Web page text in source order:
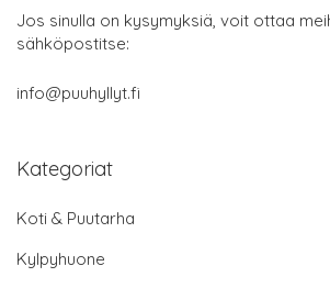
Jos sinulla on kysymyksiä, voit ottaa
sähköpostitse:
info@puuhyllyt.fi
Kategoriat
Koti & Puutarha
Kylpyhuone